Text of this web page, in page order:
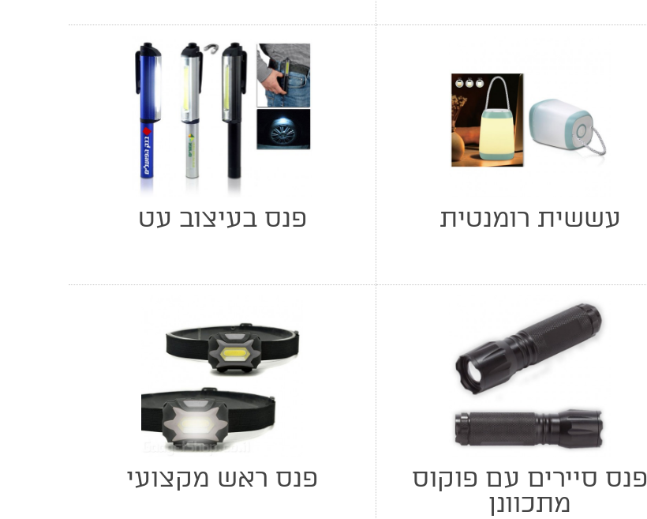
עששית רומנטית פנס בעיצוב עט
פנס סיירים עם פוקוס
מתכוונן
פנס ראש מקצועי